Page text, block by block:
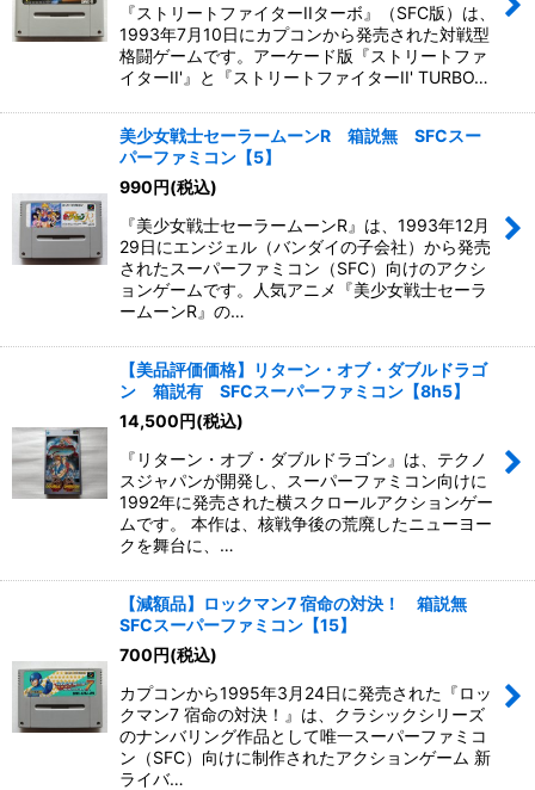
『ストリートファイターIIターボ』（SFC版）は、
1993年7月10日にカプコンから発売された対戦型
格闘ゲームです。アーケード版『ストリートファ
イターII'』と『ストリートファイターII' TURBO…
美少女戦士セーラームーンR 箱説無 SFCスー
パーファミコン【5】
990円(税込)
『美少女戦士セーラームーンR』は、1993年12月
29日にエンジェル（バンダイの子会社）から発売
されたスーパーファミコン（SFC）向けのアクシ
ョンゲームです。人気アニメ『美少女戦士セーラ
ームーンR』の…
【美品評価価格】リターン・オブ・ダブルドラゴ
ン 箱説有 SFCスーパーファミコン【8h5】
14,500円(税込)
『リターン・オブ・ダブルドラゴン』は、テクノ
スジャパンが開発し、スーパーファミコン向けに
1992年に発売された横スクロールアクションゲー
ムです。 本作は、核戦争後の荒廃したニューヨー
クを舞台に、…
【減額品】ロックマン7 宿命の対決！ 箱説無
SFCスーパーファミコン【15】
700円(税込)
カプコンから1995年3月24日に発売された『ロッ
クマン7 宿命の対決！』は、クラシックシリーズ
のナンバリング作品として唯一スーパーファミコ
ン（SFC）向けに制作されたアクションゲーム 新
ライバ…